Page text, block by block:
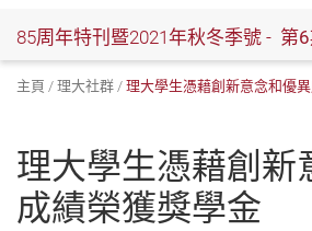
85周年特刊暨2021年秋冬季號 - 第
主頁 理大社群 理大學生憑藉創新意念和優
理大學生憑藉創新
成績榮獲獎學金